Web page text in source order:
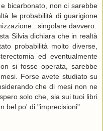
bicarbonato, non ci sarebbe
le probabilità di guarigione
davvero.
Silvia dichiara che in realtà
probabilità molto diverse,
ed eventualmente
si fosse operata, sarebbe
Forse avete studiato su
che di mesi non ne
solo che, sia sui tuoi libri
bel po' di "imprecisioni".